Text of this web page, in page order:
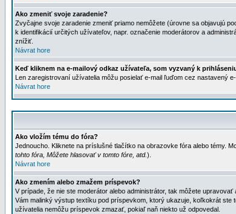
Ako zmeniť svoje zaradenie?
Zvyčajne svoje zaradenie zmeniť priamo nemôžete (úrovne sa objavujú
k identifikácií určitých užívateľov, napr. označenie moderátorov a
znížiť.
Návrat hore
Keď kliknem na e-mailový odkaz užívateľa, som vyzvaný k
Len zaregistrovaní užívatelia môžu posielať e-mail ľuďom cez nastavený
Návrat hore
Ako vložím tému do fóra?
Jednoucho. Kliknete na príslušné tlačítko na obrazovke fóra alebo témy.
tohto fóra, Môžete hlasovať v tomto fóre, atd.).
Návrat hore
Ako zmením alebo zmažem príspevok?
V prípade, že nie ste moderátor alebo administrátor, tak môžete
Vám malinký výstup textíku pod príspevkom, ktorý ukazuje, koľkokrát ste
užívatelia nemôžu príspevok zmazať, pokiaľ naň niekto už odpovedal.